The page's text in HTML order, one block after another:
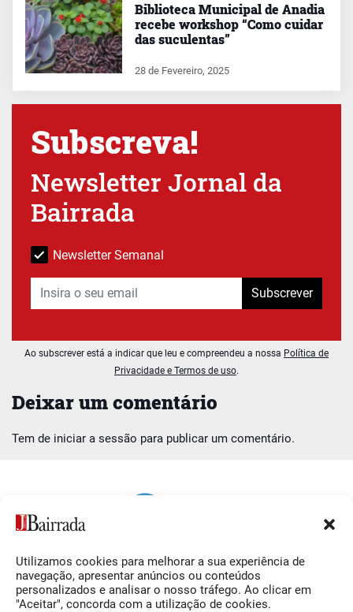
Utilizamos cookies para melhorar a sua experiência de
navegação, apresentar anúncios ou conteúdos
personalizados e analisar o nosso tráfego. Ao clicar em
"Aceitar", concorda com a utilização de cookies.
Deixar um comentário
Tem de iniciar a sessão para publicar um comentário.
Biblioteca Municipal de Anadia
recebe workshop “Como cuidar
das suculentas”
28 de Fevereiro, 2025
Subscreva!
Newsletter Jornal da
Bairrada
Newsletter Semanal
Subscrever
Ao subscrever está a indicar que leu e compreendeu a nossa Política de
Privacidade e Termos de uso.
Siga-nos
Facebook
O Jornal da Bairrada
Contactos